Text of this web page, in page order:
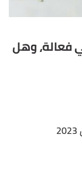
وهل